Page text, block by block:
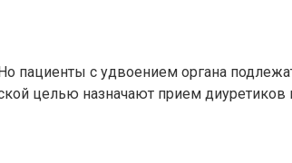
пациенты с удвоением органа
целью назначают прием диуретиков